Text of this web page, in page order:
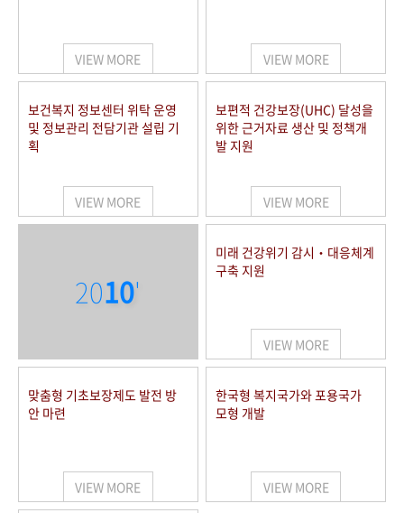
VIEW MORE VIEW MORE
보건복지 정보센터 위탁 운영
및 정보관리 전담기관 설립 기
획
VIEW MORE
보편적 건강보장(UHC) 달성을
위한 근거자료 생산 및 정책개
발 지원
VIEW MORE
2010'
미래 건강위기 감시‧대응체계
구축 지원
VIEW MORE
맞춤형 기초보장제도 발전 방
안 마련
VIEW MORE
한국형 복지국가와 포용국가
모형 개발
VIEW MORE